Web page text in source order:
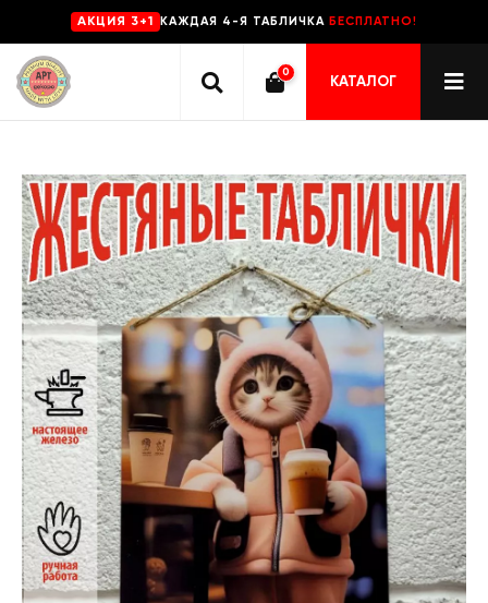
AKЦИЯ 3+1 КАЖДАЯ 4-Я ТАБЛИЧКА БЕСПЛАТНО!
0
КАТАЛОГ